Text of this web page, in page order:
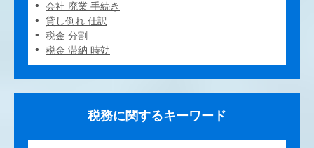
会社 廃業 手続き
貸し倒れ 仕訳
税金 分割
税金 滞納 時効
税務に関するキーワード